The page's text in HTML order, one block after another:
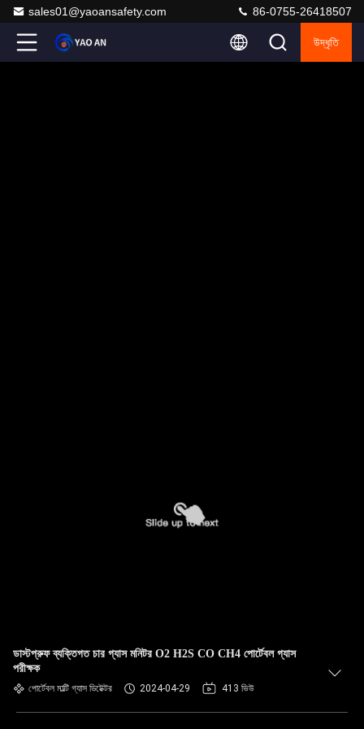
sales01@yaoansafety.com 86-0755-26418507
উদ্ধৃতি
ডাস্টপ্রুফ ব্যক্তিগত চার গ্যাস মনিটর O2 H2S CO CH4 পোর্টেবল গ্যাস
পরীক্ষক
পোর্টেবল মাল্টি গ্যাস ডিটেক্টর 2024-04-29 413 ভিউ